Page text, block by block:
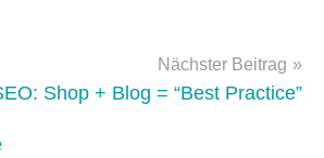
Nächster Beitrag
Shop + Blog = “Best Practice”